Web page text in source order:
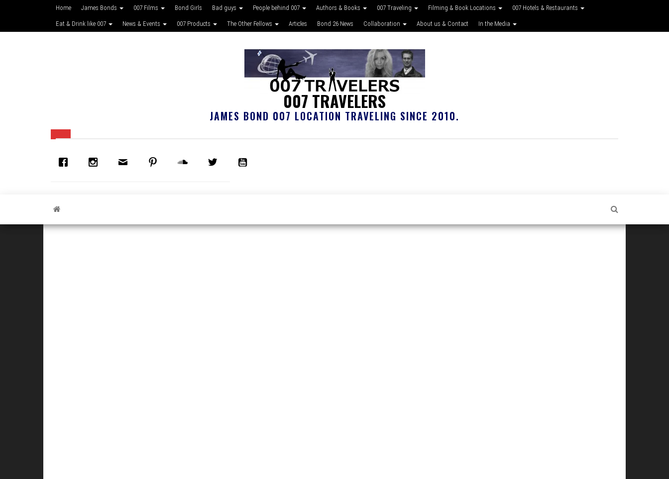
Home James Bonds 007 Films Bond Girls Bad guys People behind 007 Authors & Books 007 Traveling Filming & Book Locations 007 Hotels & Restaurants
Eat & Drink like 007 News & Events 007 Products The Other Fellows Articles Bond 26 News Collaboration About us & Contact In the Media
007 TRAVELERS
JAMES BOND 007 LOCATION TRAVELING SINCE 2010.